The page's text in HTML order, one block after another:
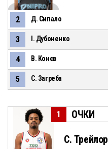
2 Д. Сипало
3 І. Дубоненко
4 В. Конєв
5 С. Загреба
ОЧКИ
1
С. Трейлор